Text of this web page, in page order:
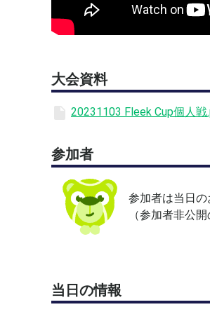
個人での金額になります。
※学生の方は学生証をお持ちく
8ペア
◼︎大会申込方法
◼︎注意事項
試合方法等は変更になる場合
お車は指定の場所に駐車して
大会中の事故については、応
◼︎ドロー抽選方法
大会資料
20231103 Fleek Cup個人戦
参加者
参加者は当日の
（参加者非公
当日の情報